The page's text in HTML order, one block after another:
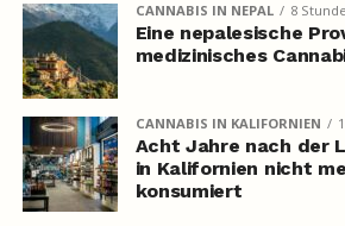
CANNABIS IN NEPAL 8
Eine nepalesische
medizinisches
CANNABIS IN KALIFORNIEN
Acht Jahre nach der
in Kalifornien nicht
konsumiert